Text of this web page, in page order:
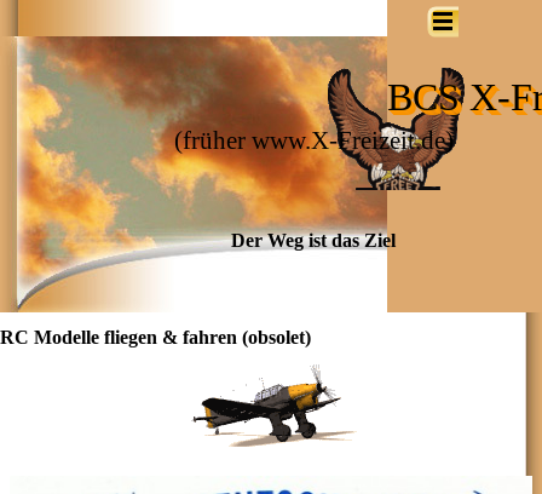
Der Weg ist das Ziel
BCS X-
(früher www.X-Freizeit.de)
RC Modelle fliegen & fahren (obsolet)